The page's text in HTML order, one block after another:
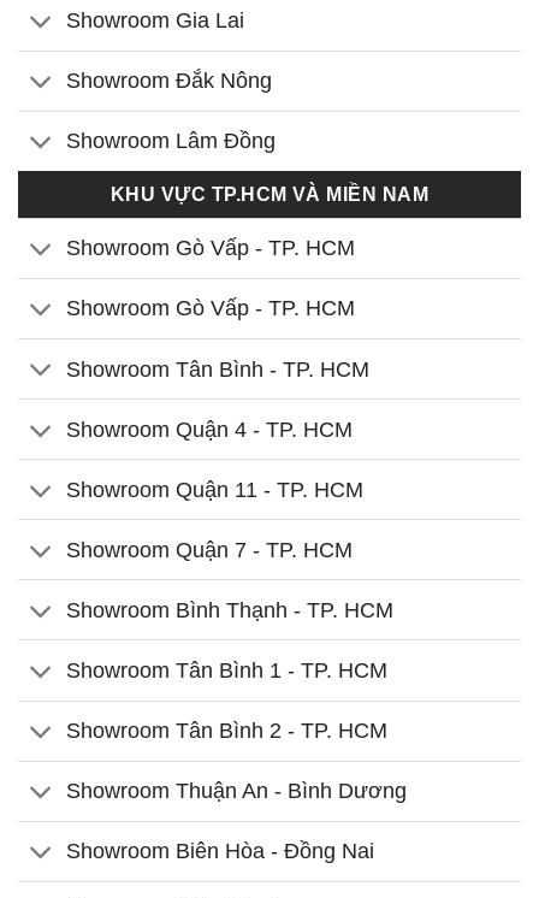
Showroom Gia Lai
Showroom Đắk Nông
Showroom Lâm Đồng
KHU VỰC TP.HCM VÀ MIỀN NAM
Showroom Gò Vấp - TP. HCM
Showroom Gò Vấp - TP. HCM
Showroom Tân Bình - TP. HCM
Showroom Quận 4 - TP. HCM
Showroom Quận 11 - TP. HCM
Showroom Quận 7 - TP. HCM
Showroom Bình Thạnh - TP. HCM
Showroom Tân Bình 1 - TP. HCM
Showroom Tân Bình 2 - TP. HCM
Showroom Thuận An - Bình Dương
Showroom Biên Hòa - Đồng Nai